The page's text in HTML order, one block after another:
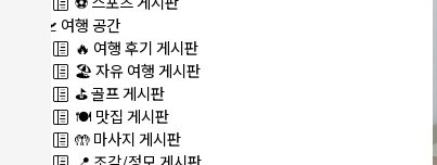
🛫 여행 공간
🔥 여행 후기 게시판
🏖️ 자유 여행 게시판
⛳ 골프 게시판
🍽️ 맛집 게시판
🤲 마사지 게시판